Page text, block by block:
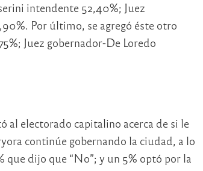
intendente 52,40%; Juez
Por último, se agregó éste otro
Juez gobernador-De Loredo
al electorado capitalino acerca de si le
continúe gobernando la ciudad, a lo
que dijo que “No”; y un 5% optó por la